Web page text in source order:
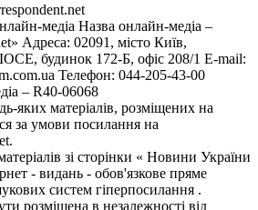
медіа Назва онлайн-медіа –
Адреса: 02091, місто Київ,
будинок 172-Б, офіс 208/1 E-mail:
Телефон: 044-205-43-00
– R40-06068
яких матеріалів, розміщених на
за умови посилання на
зі сторінки « Новини України
- видань - обов'язкове пряме
систем гіперпосилання .
розміщена в незалежності від